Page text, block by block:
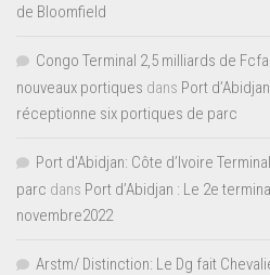
de Bloomfield
Congo Terminal 2,5 milliards de
nouveaux portiques dans Port
réceptionne six portiques de parc
Port d'Abidjan: Côte d’Ivoire
parc dans Port d’Abidjan : Le 2e
novembre2022
Arstm/ Distinction: Le Dg fait